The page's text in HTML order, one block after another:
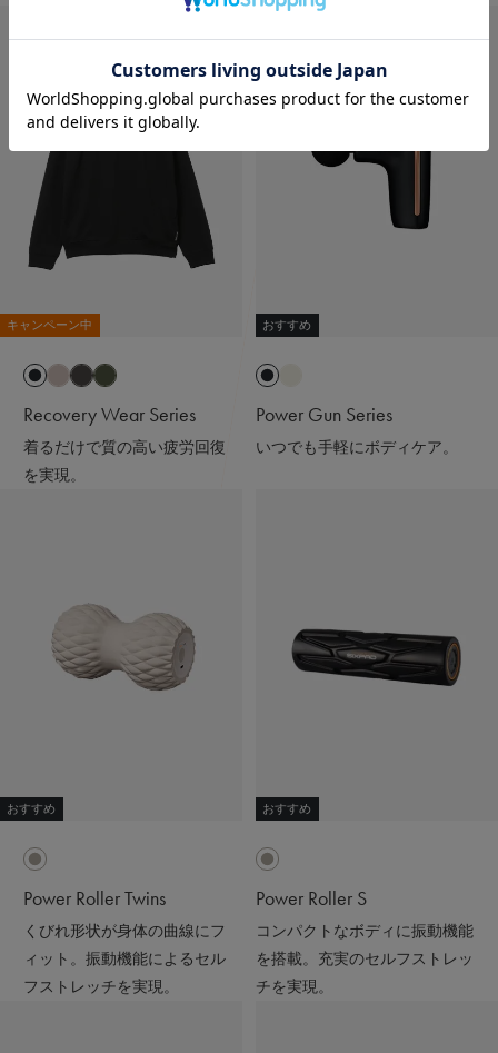
キャンペーン中
Recovery Wear Series
着るだけで質の高い疲労回復
を実現。
おすすめ
Power Gun Series
いつでも手軽にボディケア。
おすすめ
Power Roller Twins
くびれ形状が身体の曲線にフ
ィット。振動機能によるセル
フストレッチを実現。
おすすめ
Power Roller S
コンパクトなボディに振動機能
を搭載。充実のセルフストレッ
チを実現。